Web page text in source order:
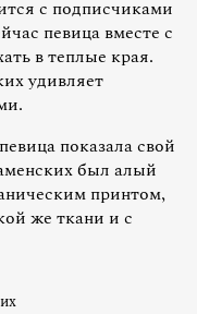
с подписчиками
певица вместе с
в теплые края.
удивляет
показала свой
был алый
принтом,
же ткани и с